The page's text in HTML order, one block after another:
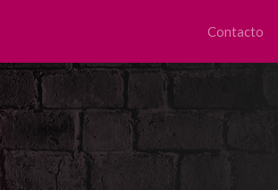
Contacto